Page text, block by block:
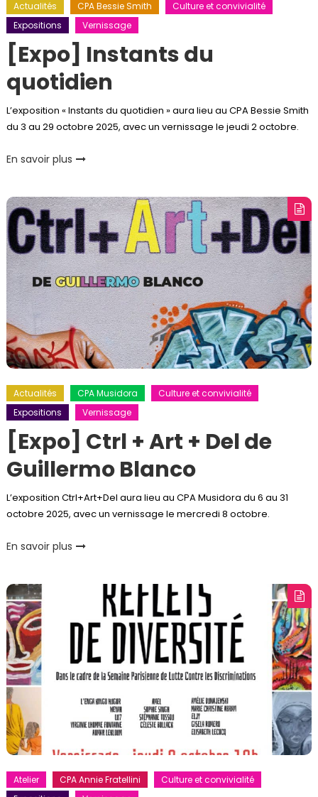
Actualités CPA Bessie Smith
Culture et convivialité
Expositions
Vernissage
[Expo] Instants du
quotidien
L’exposition « Instants du quotidien » aura lieu au CPA Bessie Smith
du 3 au 29 octobre 2025, avec un vernissage le jeudi 2 octobre.
En savoir plus
Actualités CPA Musidora
Culture et convivialité
Expositions
Vernissage
[Expo] Ctrl + Art + Del de
Guillermo Blanco
L’exposition Ctrl+Art+Del aura lieu au CPA Musidora du 6 au 31
octobre 2025, avec un vernissage le mercredi 8 octobre.
En savoir plus
Atelier CPA Annie Fratellini
Culture et convivialité